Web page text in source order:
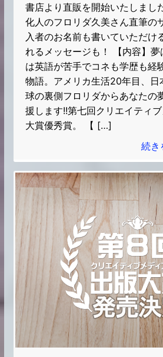
書店より直販を開始いたしまし
化人のフロリダ久美さん直筆の
入者のお名前も書いていただけ
れるメッセージも！ 【内容】
は英語が苦手でコネも学歴も経
物語。アメリカ生活20年目、日
球の裏側フロリダからあなたの
援します!!第七回クリエイティ
大賞優秀賞。 【 […]
続き